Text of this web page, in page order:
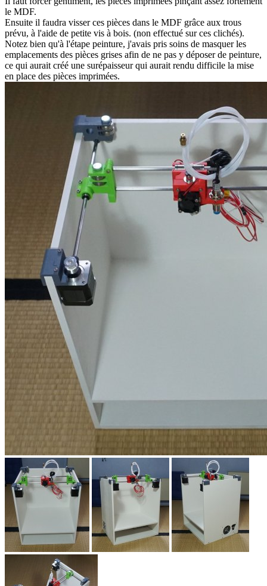
le MDF.
Ensuite il faudra visser ces pièces dans le MDF grâce aux trous
prévu, à l'aide de petite vis à bois. (non effectué sur ces clichés).
Notez bien qu'à l'étape peinture, j'avais pris soins de masquer les
emplacements des pièces grises afin de ne pas y déposer de peinture,
ce qui aurait créé une surépaisseur qui aurait rendu difficile la mise
en place des pièces imprimées.